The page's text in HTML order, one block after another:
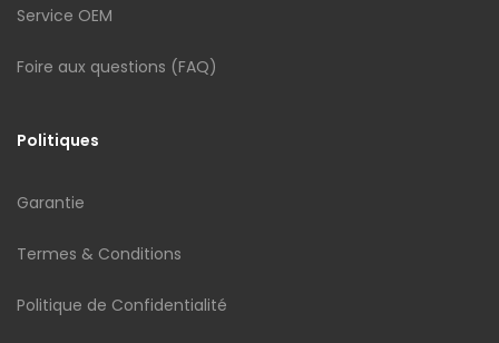
Service OEM
Foire aux questions (FAQ)
Politiques
Garantie
Termes & Conditions
Politique de Confidentialité